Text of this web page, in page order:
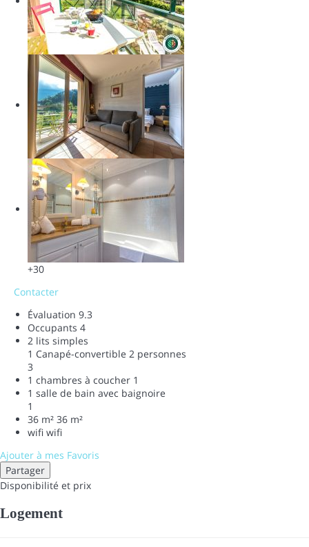
+30
Contacter
Évaluation 9.3
Occupants 4
2 lits simples
1 Canapé-convertible 2 personnes
3
1 chambres à coucher 1
1 salle de bain avec baignoire
1
36 m² 36 m²
wifi wifi
Ajouter à mes Favoris
Partager
Disponibilité et prix
Logement